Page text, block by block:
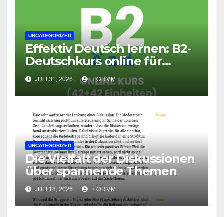
UNCATEGORIZED
Effektiv Deutsch lernen: B2-
Deutschkurs online für
Fortgeschrittene
JULI 31, 2026 FORVM
UNCATEGORIZED
Die Vielfalt der Diskussionen
über spannende Themen
JULI 18, 2026 FORVM